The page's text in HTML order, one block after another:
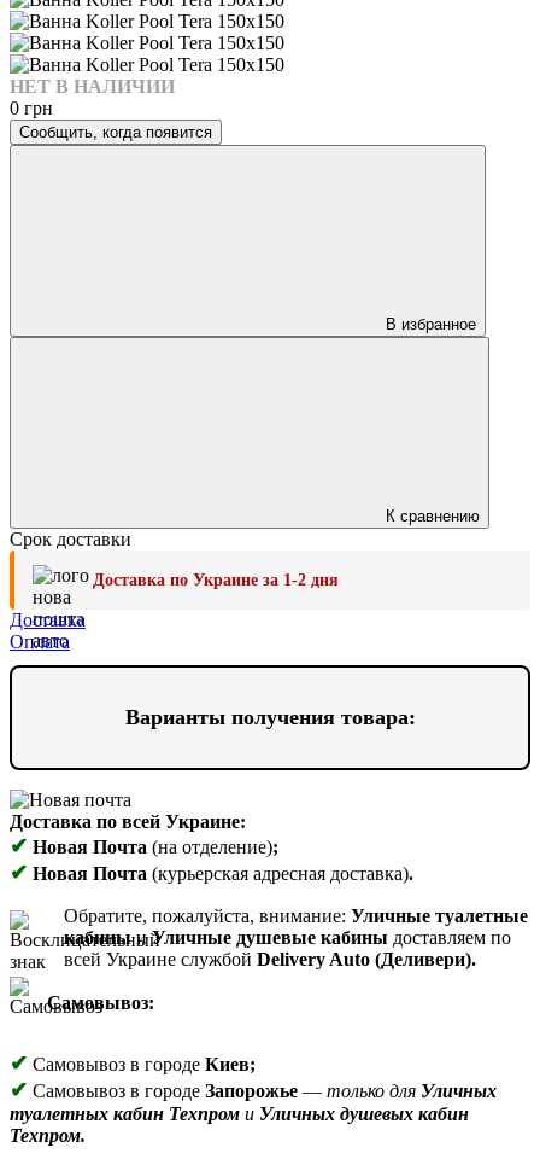
НЕТ В НАЛИЧИИ
0 грн
Сообщить, когда появится
В избранное
К сравнению
Срок доставки
Доставка по Украине за 1-2 дня
Доставка
Оплата
Варианты получения товара:
Доставка по всей Украине:
✔ Новая Почта (на отделение);
✔ Новая Почта (курьерская адресная доставка).
Обратите, пожалуйста, внимание: Уличные туалетные
кабиныиУличные душевые кабины доставляем по
всей Украине службой Delivery Auto (Деливери).
Самовывоз:
✔ Самовывоз в городе Киев;
✔ Самовывоз в городе Запорожье — только для Уличных
туалетных кабин Техпром и Уличных душевых кабин
Техпром.